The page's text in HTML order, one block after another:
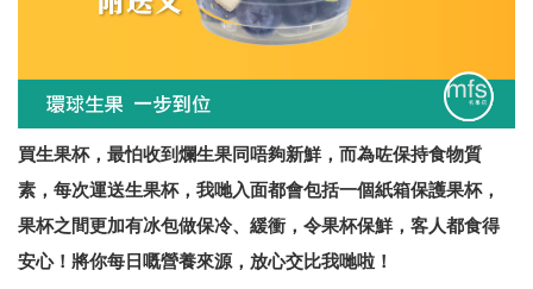
買生果杯，最怕收到爛生果同唔夠新鮮，而為咗保持食物質
素，每次運送生果杯，我哋入面都會包括一個紙箱保護果杯，
果杯之間更加有冰包做保冷、緩衝，令果杯保鮮，客人都食得
安心！將你每日嘅營養來源，放心交比我哋啦！